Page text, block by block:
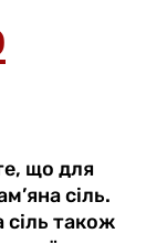
що для
сіль.
також